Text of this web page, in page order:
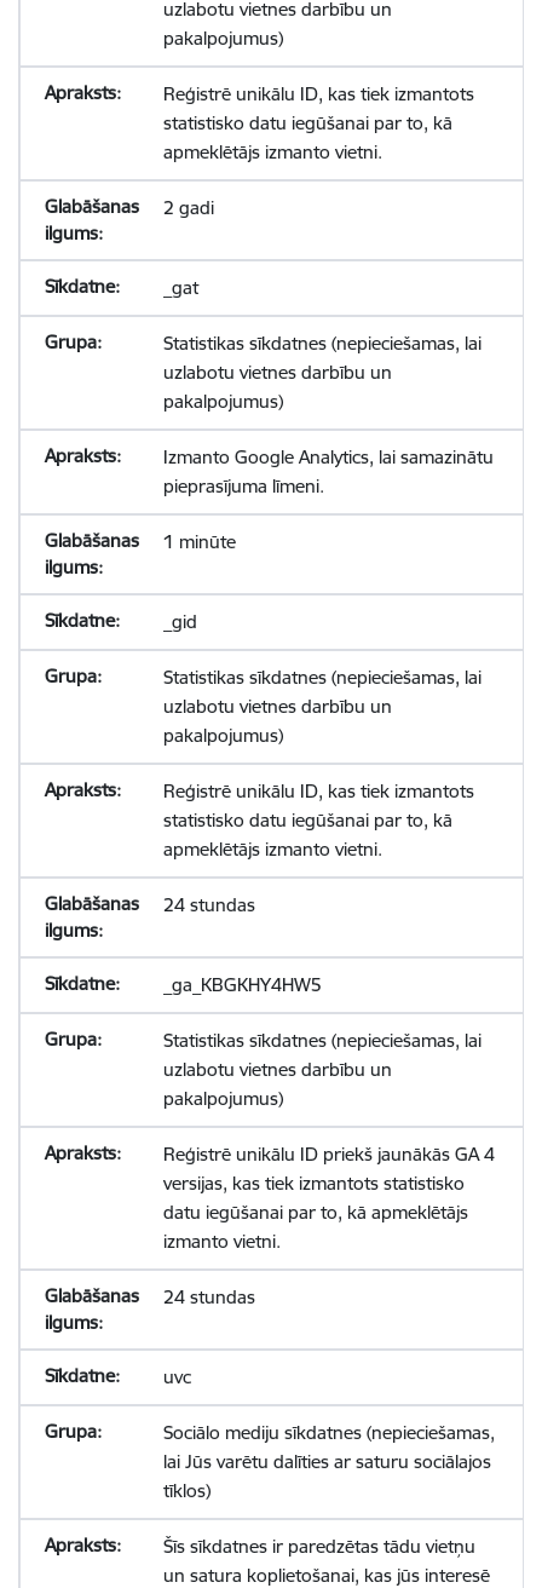
uzlabotu vietnes darbību un
pakalpojumus)
Reģistrē unikālu ID, kas tiek izmantots
statistisko datu iegūšanai par to, kā
apmeklētājs izmanto vietni.
2 gadi
_gat
Statistikas sīkdatnes (nepieciešamas, lai
uzlabotu vietnes darbību un
pakalpojumus)
Izmanto Google Analytics, lai samazinātu
pieprasījuma līmeni.
1 minūte
_gid
Statistikas sīkdatnes (nepieciešamas, lai
uzlabotu vietnes darbību un
pakalpojumus)
Reģistrē unikālu ID, kas tiek izmantots
statistisko datu iegūšanai par to, kā
apmeklētājs izmanto vietni.
24 stundas
_ga_KBGKHY4HW5
Statistikas sīkdatnes (nepieciešamas, lai
uzlabotu vietnes darbību un
pakalpojumus)
Reģistrē unikālu ID priekš jaunākās GA 4
versijas, kas tiek izmantots statistisko
datu iegūšanai par to, kā apmeklētājs
izmanto vietni.
24 stundas
uvc
Sociālo mediju sīkdatnes (nepieciešamas,
lai Jūs varētu dalīties ar saturu sociālajos
tīklos)
Šīs sīkdatnes ir paredzētas tādu vietņu
un satura koplietošanai, kas jūs interesē